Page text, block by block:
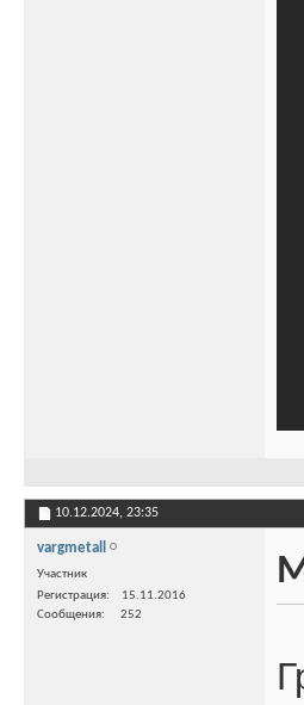
10.12.2024, 23:35
vargmetall
Участник
Регистрация
15.11.2016
Сообщения
252